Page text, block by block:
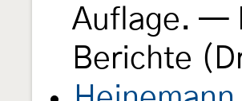
Auflage. —
Berichte